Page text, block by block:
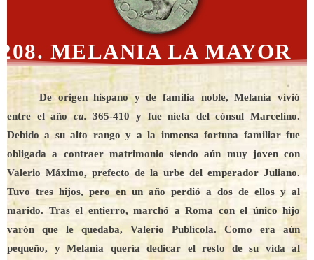
208. MELANIA LA MAYOR
De origen hispano y de familia noble, Melania vivió
entre el año ca. 365-410 y fue nieta del cónsul Marcelino.
Debido a su alto rango y a la inmensa fortuna familiar fue
obligada a contraer matrimonio siendo aún muy joven con
Valerio Máximo, prefecto de la urbe del emperador Juliano.
Tuvo tres hijos, pero en un año perdió a dos de ellos y al
marido. Tras el entierro, marchó a Roma con el único hijo
varón que le quedaba, Valerio Publícola. Como era aún
pequeño, y Melania quería dedicar el resto de su vida al